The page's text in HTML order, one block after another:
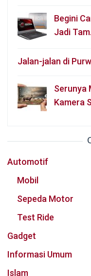
Begini
Jadi
Jalan-jalan di
Serunya
Kamera
Automotif
Mobil
Sepeda Motor
Test Ride
Gadget
Informasi Umum
Islam